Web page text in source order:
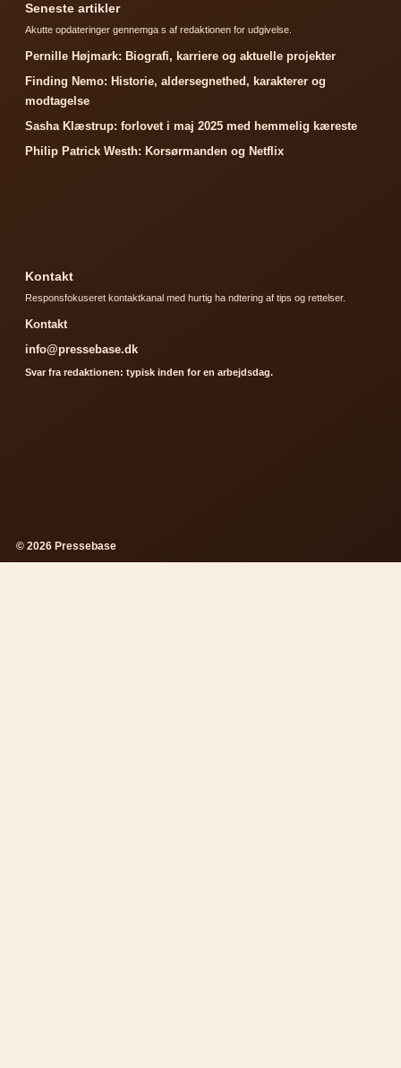
Seneste artikler
Akutte opdateringer gennemga s af redaktionen for udgivelse.
Pernille Højmark: Biografi, karriere og aktuelle projekter
Finding Nemo: Historie, aldersegnethed, karakterer og
modtagelse
Sasha Klæstrup: forlovet i maj 2025 med hemmelig kæreste
Philip Patrick Westh: Korsørmanden og Netflix
Kontakt
Responsfokuseret kontaktkanal med hurtig ha ndtering af tips og rettelser.
Kontakt
info@pressebase.dk
Svar fra redaktionen: typisk inden for en arbejdsdag.
© 2026 Pressebase